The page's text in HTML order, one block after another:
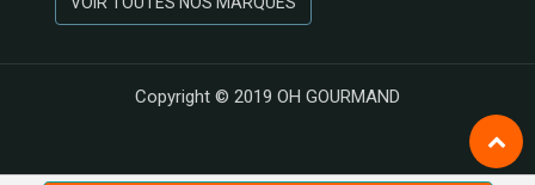
Copyright © 2019 OH GOURMAND